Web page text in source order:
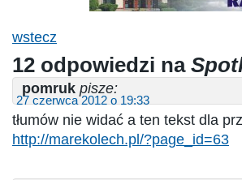
wstecz
12 odpowiedzi na
pomruk pisze:
27 czerwca 2012 o 19:33
tłumów nie widać a ten tekst dla
http://marekolech.pl/?page_id=63